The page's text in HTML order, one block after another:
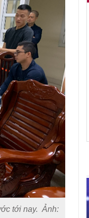
tới nay. Ảnh: